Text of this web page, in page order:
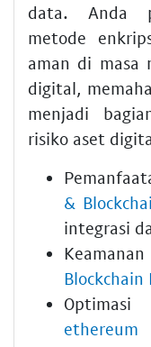
data. Anda
metode
aman di masa
digital,
menjadi
risiko aset
&
integrasi
Keamanan